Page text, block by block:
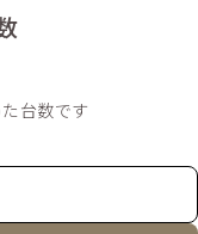
台数です